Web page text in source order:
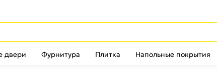
двери Фурнитура Плитка Напольные покрытия